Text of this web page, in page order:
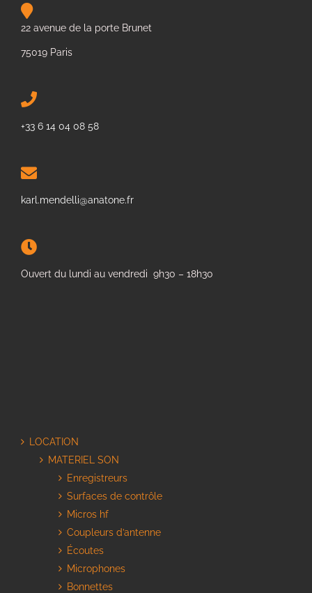
22 avenue de la porte Brunet
75019 Paris
+33 6 14 04 08 58
karl.mendelli@anatone.fr
Ouvert du lundi au vendredi 9h30 – 18h30
LOCATION
MATERIEL SON
Enregistreurs
Surfaces de contrôle
Micros hf
Coupleurs d’antenne
Écoutes
Microphones
Bonnettes